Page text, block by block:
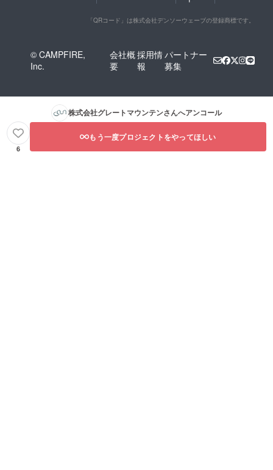
「QRコード」は株式会社デンソーウェーブの登録商標です。
© CAMPFIRE,
Inc.
会社概
要
採用情
報
パートナー
募集
株式会社グレートマウンテンさんへアンコール
6
もう一度プロジェクトをやってほしい